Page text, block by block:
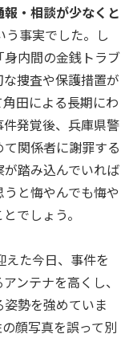
・相談が少なくと
う事実でした。し
内間の金銭トラブ
捜査や保護措置が
田による長期にわ
発覚後、兵庫県警
関係者に謝罪する
踏み込んでいれば
うと悔やんでも悔や
でしょう。
た今日、事件を
ンテナを高くし、
勢を強めていま
顔写真を誤って別